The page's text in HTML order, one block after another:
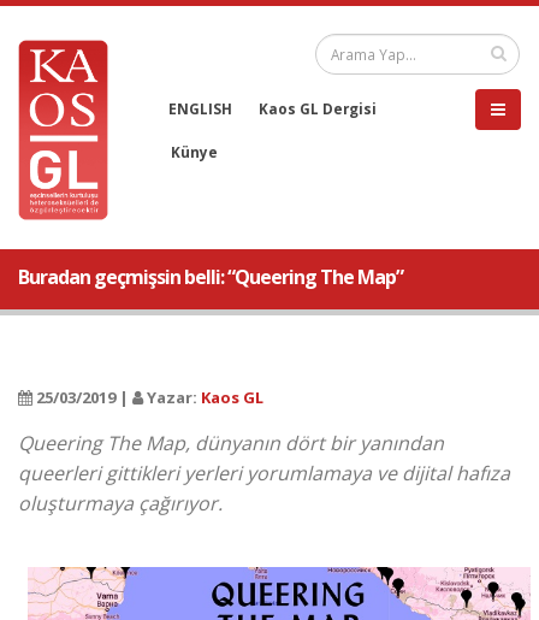
ENGLISH Kaos GL Dergisi
Künye
Buradan geçmişsin belli: “Queering The Map”
25/03/2019 | Yazar: Kaos GL
Queering The Map, dünyanın dört bir yanından
queerleri gittikleri yerleri yorumlamaya ve dijital hafıza
oluşturmaya çağırıyor.